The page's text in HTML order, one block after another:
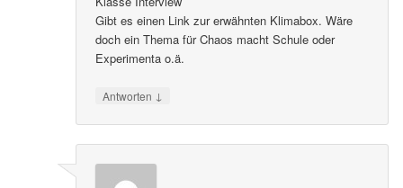
Gibt es einen Link zur erwähnten Klimabox. Wäre
doch ein Thema für Chaos macht Schule oder
Experimenta o.ä.
Antworten ↓